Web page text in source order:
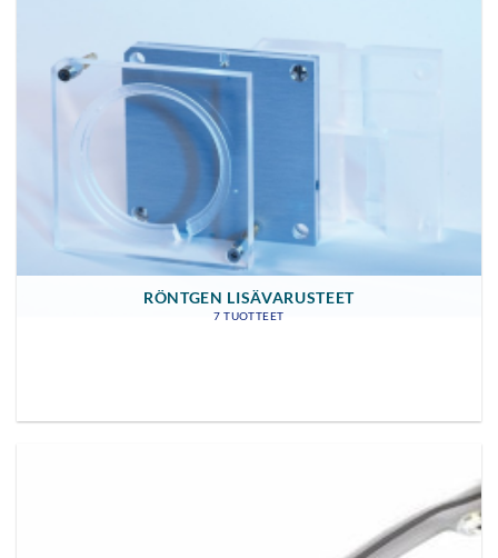
RÖNTGEN LISÄVARUSTEET
7 TUOTTEET